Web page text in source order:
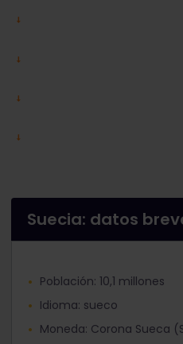
Suecia: datos
Población: 10,1 millones
Idioma: sueco
Moneda: Corona Sueca